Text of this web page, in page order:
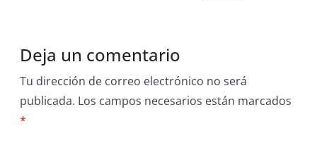
Deja un comentario
Tu dirección de correo electrónico no será
publicada. Los campos necesarios están marcados
*